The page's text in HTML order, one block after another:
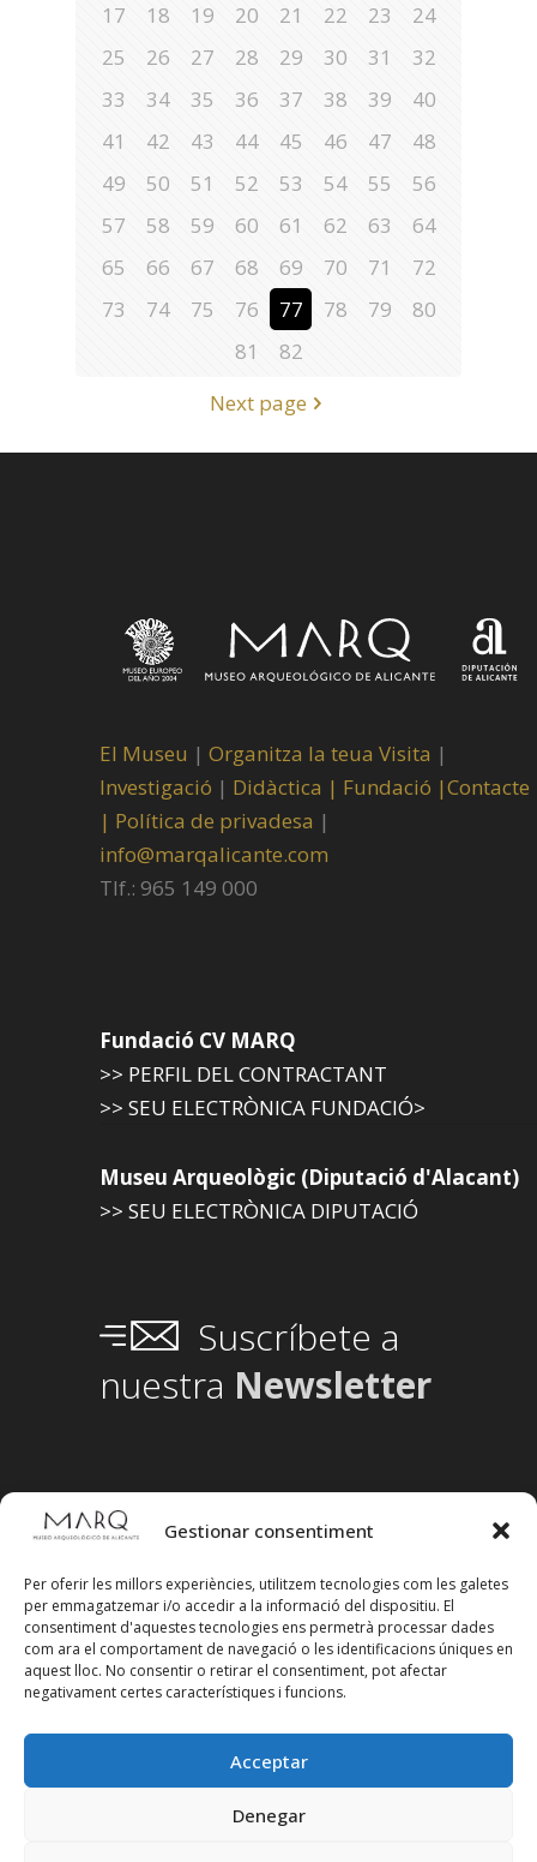
Gestionar consentiment
Per oferir les millors experiències, utilitzem tecnologies com les galetes
per emmagatzemar i/o accedir a la informació del dispositiu. El
consentiment d'aquestes tecnologies ens permetrà processar dades
com ara el comportament de navegació o les identificacions úniques en
aquest lloc. No consentir o retirar el consentiment, pot afectar
negativament certes característiques i funcions.
Acceptar
Denegar
17
18 19 20 21 22 23
24
25
26 27 28 29 30 31
32
33
34 35 36 37 38 39
40
41
42 43 44 45 46 47
48
49
50 51 52 53 54 55
56
57
58 59 60 61 62 63
64
65
66 67 68 69 70 71
72
73
74 75 76 77 78 79
80
81
82
Next page
El Museu | Organitza la teua Visita |
Investigació | Didàctica | Fundació |Contacte
| Política de privadesa |
info@marqalicante.com
Tlf.: 965 149 000
Fundació CV MARQ
>> PERFIL DEL CONTRACTANT
>> SEU ELECTRÒNICA FUNDACIÓ>
Museu Arqueològic (Diputació d'Alacant)
>> SEU ELECTRÒNICA DIPUTACIÓ
Suscríbete a
nuestra Newsletter
Segueix-nos en xarxes socials